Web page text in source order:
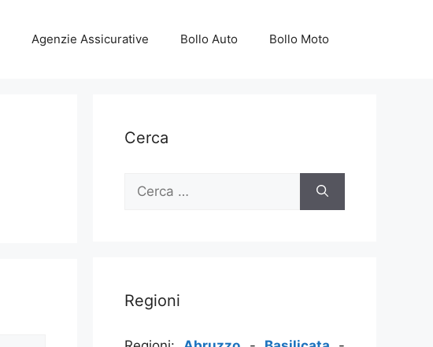
Agenzie Assicurative Bollo Auto Bollo Moto
Cerca
Ricerca
Regioni